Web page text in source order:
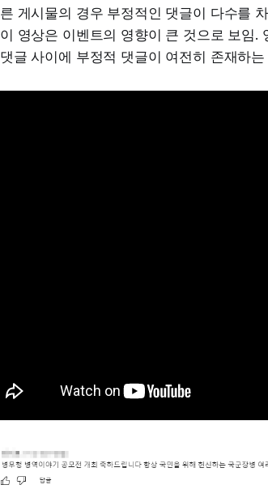
른 게시물의 경우 부정적인 댓글이 다수를
이 영상은 이벤트의 영향이 큰 것으로 보임.
댓글 사이에 부정적 댓글이 여전히 존재하